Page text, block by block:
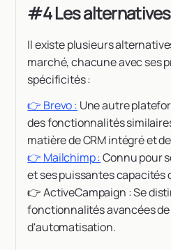
#4 Les
Il existe plusieurs
marché, chacune avec ses
spécificités :
👉 Brevo : Une autre
des fonctionnalités
matière de CRM intégré et
👉 Mailchimp :Connu pour
et ses puissantes capacités
👉 ActiveCampaign : Se
fonctionnalités avancées
d'automatisation.